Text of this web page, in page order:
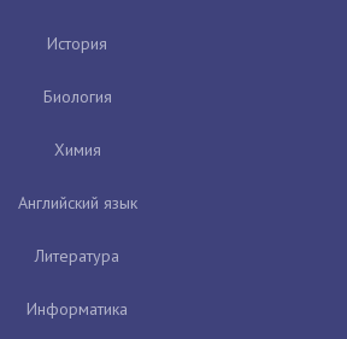
История
Биология
Химия
Английский язык
Литература
Информатика